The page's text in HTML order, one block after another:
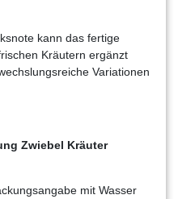
kann das fertige
Kräutern ergänzt
Variationen
Zwiebel Kräuter
mit Wasser